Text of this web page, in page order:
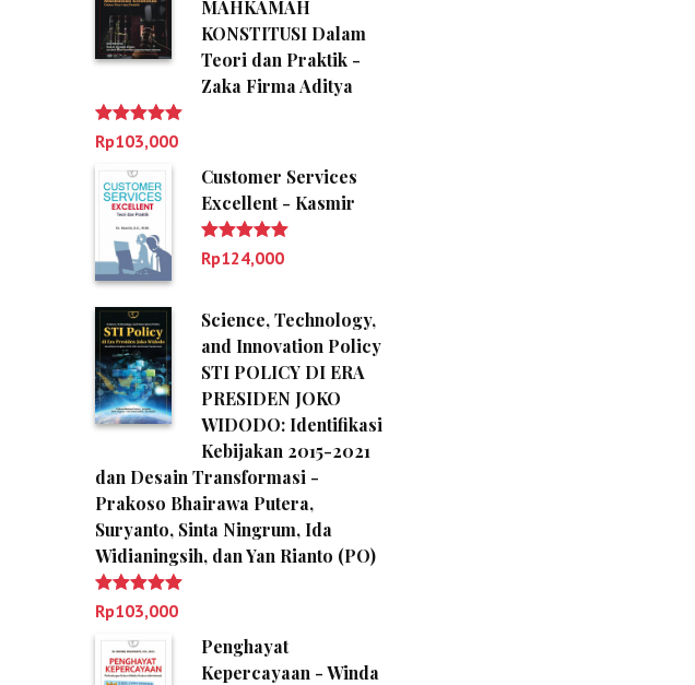
MAHKAMAH
KONSTITUSI Dalam
Teori dan Praktik -
Zaka Firma Aditya
Dinilai 5.00
dari 5
Rp103,000
Customer Services
Excellent - Kasmir
Dinilai 5.00
dari 5
Rp124,000
Science, Technology,
and Innovation Policy
STI POLICY DI ERA
PRESIDEN JOKO
WIDODO: Identifikasi
Kebijakan 2015-2021
dan Desain Transformasi -
Prakoso Bhairawa Putera,
Suryanto, Sinta Ningrum, Ida
Widianingsih, dan Yan Rianto (PO)
Dinilai 5.00
dari 5
Rp103,000
Penghayat
Kepercayaan - Winda